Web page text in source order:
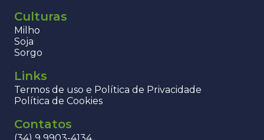
Culturas
Milho
Soja
Sorgo
Links
Termos de uso e Política de Privacidade
Política de Cookies
Contatos